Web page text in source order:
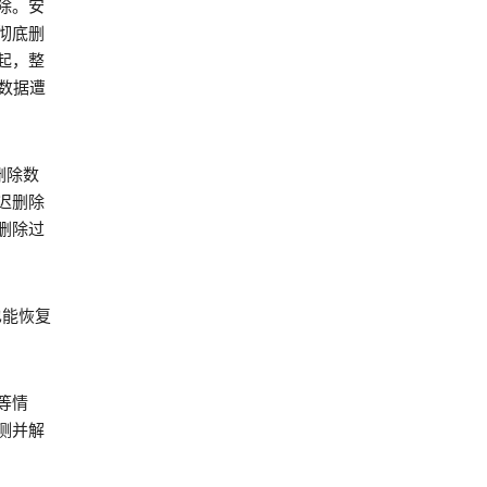
。安
底删
，整
据遭
除数
删除
除过
恢复
情
并解